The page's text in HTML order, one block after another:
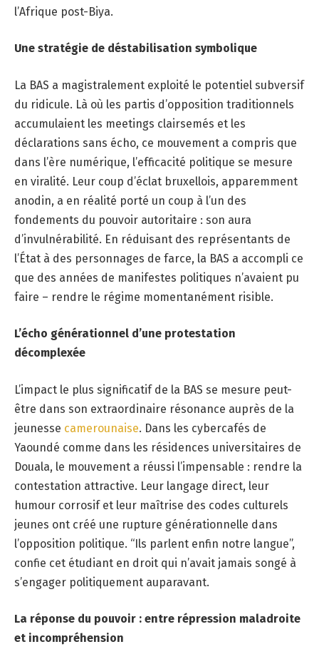
l’Afrique post-Biya.
Une stratégie de déstabilisation symbolique
La BAS a magistralement exploité le potentiel subversif
du ridicule. Là où les partis d’opposition traditionnels
accumulaient les meetings clairsemés et les
déclarations sans écho, ce mouvement a compris que
dans l’ère numérique, l’efficacité politique se mesure
en viralité. Leur coup d’éclat bruxellois, apparemment
anodin, a en réalité porté un coup à l’un des
fondements du pouvoir autoritaire : son aura
d’invulnérabilité. En réduisant des représentants de
l’État à des personnages de farce, la BAS a accompli ce
que des années de manifestes politiques n’avaient pu
faire – rendre le régime momentanément risible.
L’écho générationnel d’une protestation
décomplexée
L’impact le plus significatif de la BAS se mesure peut-
être dans son extraordinaire résonance auprès de la
jeunesse camerounaise. Dans les cybercafés de
Yaoundé comme dans les résidences universitaires de
Douala, le mouvement a réussi l’impensable : rendre la
contestation attractive. Leur langage direct, leur
humour corrosif et leur maîtrise des codes culturels
jeunes ont créé une rupture générationnelle dans
l’opposition politique. “Ils parlent enfin notre langue”,
confie cet étudiant en droit qui n’avait jamais songé à
s’engager politiquement auparavant.
La réponse du pouvoir : entre répression maladroite
et incompréhension